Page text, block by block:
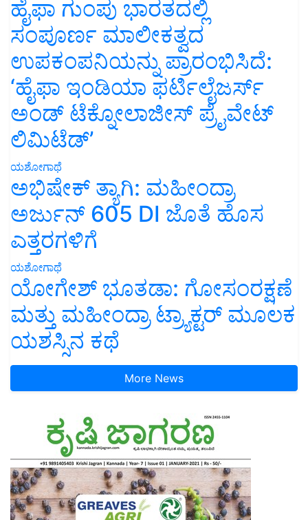
ಹೈಫಾ ಗುಂಪು ಭಾರತದಲ್ಲಿ
ಸಂಪೂರ್ಣ ಮಾಲೀಕತ್ವದ
ಉಪಕಂಪನಿಯನ್ನು ಪ್ರಾರಂಭಿಸಿದೆ:
‘ಹೈಫಾ ಇಂಡಿಯಾ ಫರ್ಟಿಲೈಜರ್ಸ್
ಅಂಡ್ ಟೆಕ್ನೋಲಾಜೀಸ್ ಪ್ರೈವೇಟ್
ಲಿಮಿಟೆಡ್’
ಯಶೋಗಾಥೆ
ಅಭಿಷೇಕ್ ತ್ಯಾಗಿ: ಮಹೀಂದ್ರಾ
ಅರ್ಜುನ್ 605 DI ಜೊತೆ ಹೊಸ
ಎತ್ತರಗಳಿಗೆ
ಯಶೋಗಾಥೆ
ಯೋಗೇಶ್ ಭೂತಡಾ: ಗೋಸಂರಕ್ಷಣೆ
ಮತ್ತು ಮಹೀಂದ್ರಾ ಟ್ರ್ಯಾಕ್ಟರ್ ಮೂಲಕ
ಯಶಸ್ಸಿನ ಕಥೆ
More News